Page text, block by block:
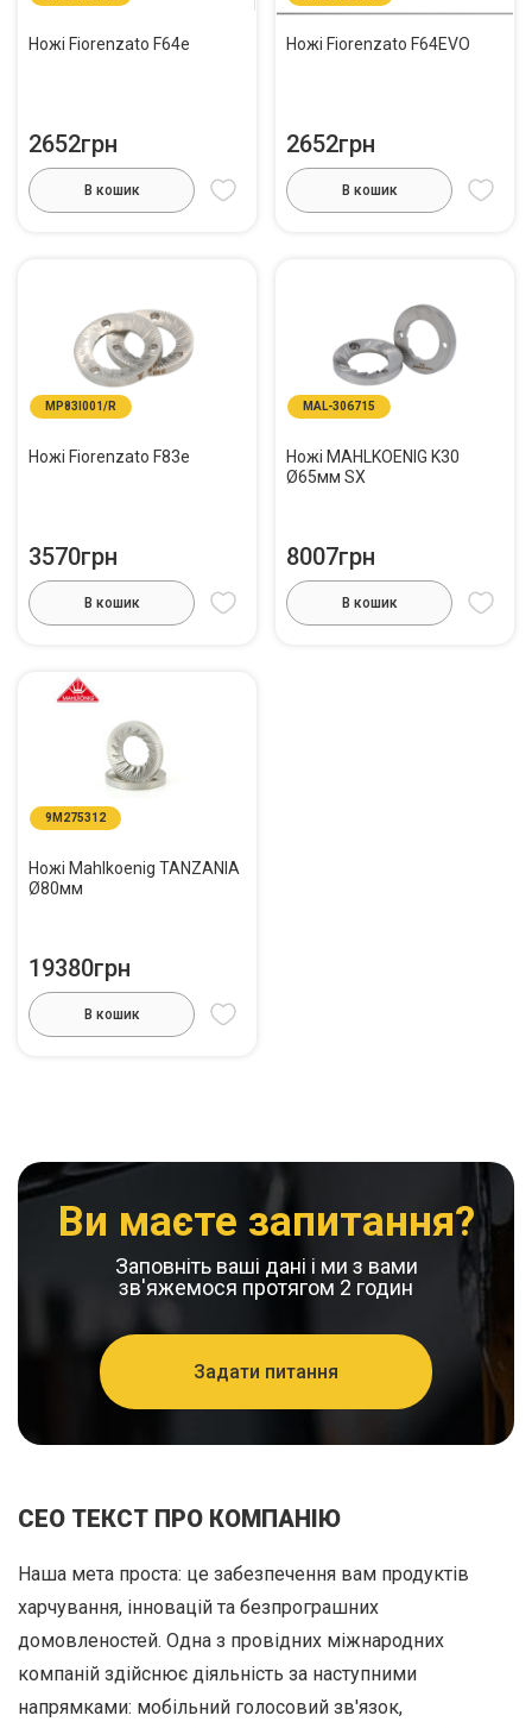
Ножі Fiorenzato F64e
2652грн
В кошик
Ножі Fiorenzato F64EVO
2652грн
В кошик
MP83I001/R
Ножі Fiorenzato F83e
3570грн
В кошик
MAL-306715
Ножі MAHLKOENIG K30
Ø65мм SX
8007грн
В кошик
9M275312
Ножі Mahlkoenig TANZANIA
Ø80мм
19380грн
В кошик
Ви маєте запитання?
Заповніть ваші дані і ми з вами
зв'яжемося протягом 2 годин
Задати питання
СЕО ТЕКСТ ПРО КОМПАНІЮ
Наша мета проста: це забезпечення вам продуктів
харчування, інновацій та безпрограшних
домовленостей. Одна з провідних міжнародних
компаній здійснює діяльність за наступними
напрямками: мобільний голосовий зв'язок,